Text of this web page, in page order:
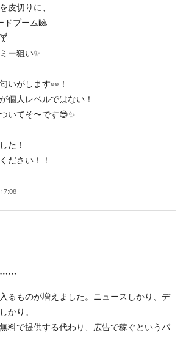
皮切りに、
ドブーム🎱
ー狙い✨
いがします👀！
個人レベルではない！
いてそ〜です😎✨
た！
ださい！！
……
るものが増えました。ニュースしかり、デ
かり。
料で提供する代わり、広告で稼ぐというパ